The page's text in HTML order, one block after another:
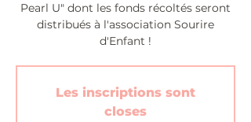
Pearl U" dont les fonds récoltés seront
distribués à l'association Sourire
d'Enfant !
Les inscriptions sont
closes